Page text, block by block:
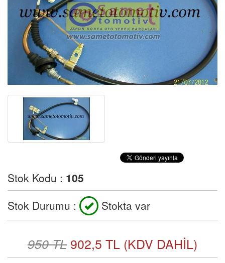
Stok Kodu : 105
Stok Durumu :
Stokta var
950 TL 902,5 TL (KDV DAHİL)